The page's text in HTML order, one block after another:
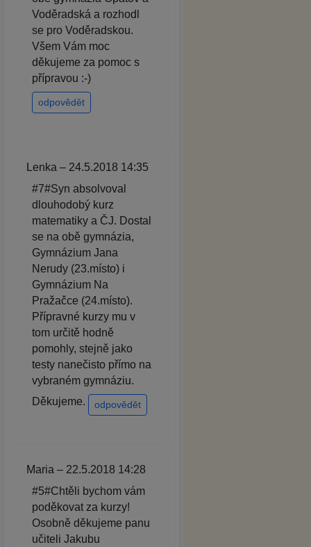
Voděradská a rozhodl
se pro Voděradskou.
Všem Vám moc
děkujeme za pomoc s
přípravou :-)
odpovědět
Lenka – 24.5.2018 14:35
#7#Syn absolvoval
dlouhodobý kurz
matematiky a ČJ. Dostal
se na obě gymnázia,
Gymnázium Jana
Nerudy (23.místo) i
Gymnázium Na
Pražačce (24.místo).
Přípravné kurzy mu v
tom určitě hodně
pomohly, stejně jako
testy nanečisto přímo na
vybraném gymnáziu.
Děkujeme.
odpovědět
Maria – 22.5.2018 14:28
#5#Chtěli bychom vám
poděkovat za kurzy!
Osobně děkujeme panu
učiteli Jakubu